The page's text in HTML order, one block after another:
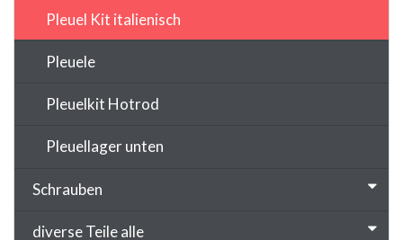
Pleuel Kit italienisch
Pleuele
Pleuelkit Hotrod
Pleuellager unten
Schrauben
diverse Teile alle